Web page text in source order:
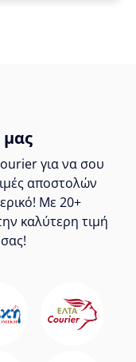
μας
για να σου
αποστολών
Με 20+
καλύτερη τιμή